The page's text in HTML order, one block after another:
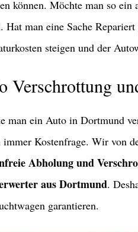
können. Möchte man so
Hat man eine Sache
steigen und der
Verschrottung
man ein Auto in Dortmund
immer Kostenfrage. Wir von
Abholung und
aus Dortmund.
garantieren.